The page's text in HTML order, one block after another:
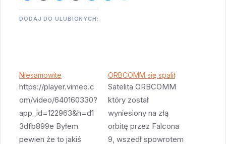
DODAJ DO ULUBIONYCH:
Niesamowite
https://player.vimeo.c
om/video/640160330?
app_id=122963&h=d1
3dfb899e Byłem
pewien że to jakiś
ORBCOMM się spalił
Satelita ORBCOMM
który został
wyniesiony na złą
orbitę przez Falcona
9, wszedł spowrotem